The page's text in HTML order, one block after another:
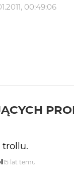
00:49:06
trollu.
15 lat temu